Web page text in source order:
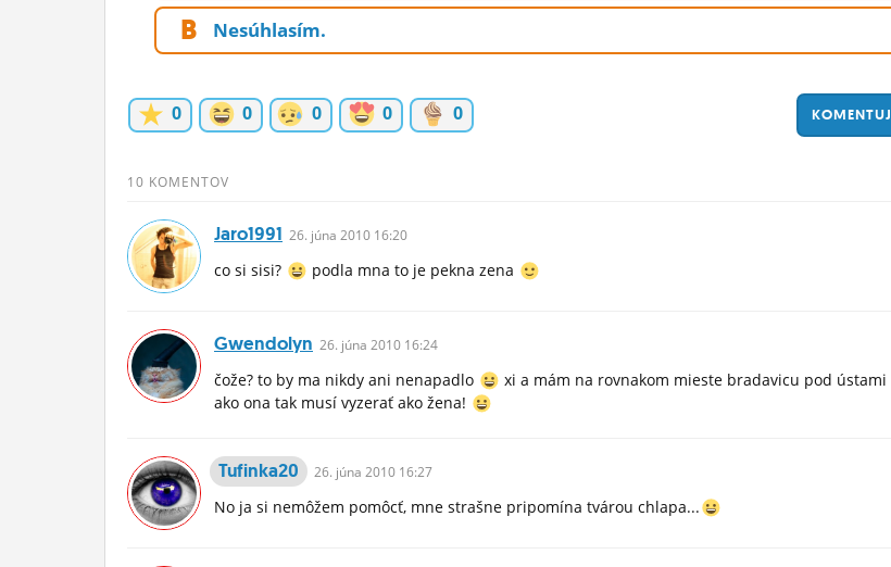
OBRÁZKY
ĽUDIA
MÔJ PROFIL
ROLETA
B Nesúhlasím.
KOMENTUJ
0 0 0 0 0
10 KOMENTOV
Jaro1991 26. júna 2010 16:20
co si sisi? podla mna to je pekna zena
Gwendolyn 26. júna 2010 16:24
čože? to by ma nikdy ani nenapadlo
xi a mám na rovnakom mieste bradavicu pod ústami
ako ona tak musí vyzerať ako žena!
Tufinka20 26. júna 2010 16:27
No ja si nemôžem pomôcť, mne strašne pripomína tvárou chlapa...